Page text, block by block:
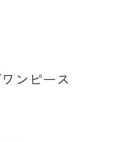
ンピース